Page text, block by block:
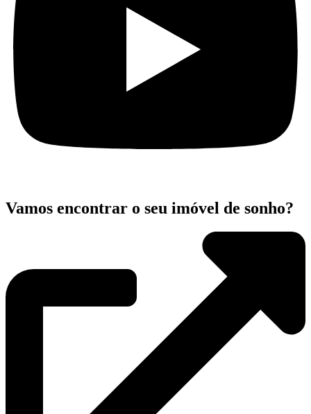
Vamos encontrar o seu imóvel de sonho?